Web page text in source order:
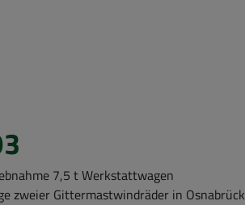
7,5 t Werk­statt­wa­gen
zwei­er Git­ter­mast­wind­rä­der in Os­na­brück